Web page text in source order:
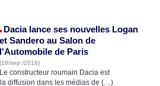
Dacia lance ses nouvelles Logan
et Sandero au Salon de
l'Automobile de Paris
(16/sep./2016)
Le constructeur roumain Dacia est
diffusion dans les médias de (…)